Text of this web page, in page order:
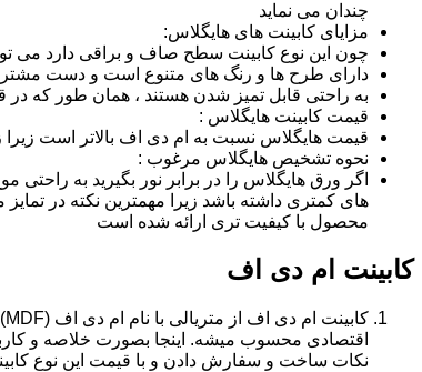
چندان می نماید
مزایای کابینت های هایگلاس:
چون این نوع کابینت سطح صاف و براقی دارد می
دارای طرح ها و رنگ های متنوع است و دست
به راحتی قابل تمیز شدن هستند ، همان طور که
قیمت کابینت هایگلاس :
قیمت هایگلاس نسبت به ام دی اف بالاتر است
نحوه تشخیص هایگلاس مرغوب :
اگر ورق هایگلاس را در برابر نور بگیرید به
های کمتری داشته باشد زیرا مهمترین نکته در
محصول با کیفیت تری ارائه شده است
کابینت ام دی اف
اقتصادی محسوب میشه. اینجا بصورت خلاصه و
نکات ساخت و سفارش دادن و با قیمت این نوع